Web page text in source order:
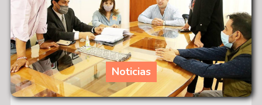
Noticias